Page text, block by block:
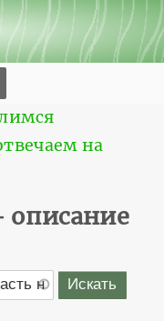
на
описание